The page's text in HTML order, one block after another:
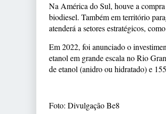
Na América do Sul, houve a
biodiesel. Também em território
atenderá a setores estratégicos,
Em 2022, foi anunciado o
etanol em grande escala no Rio
de etanol (anidro ou hidratado) e
Foto: Divulgação Be8